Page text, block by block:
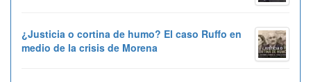
¿Justicia o cortina de humo? El caso Ruffo en
medio de la crisis de Morena